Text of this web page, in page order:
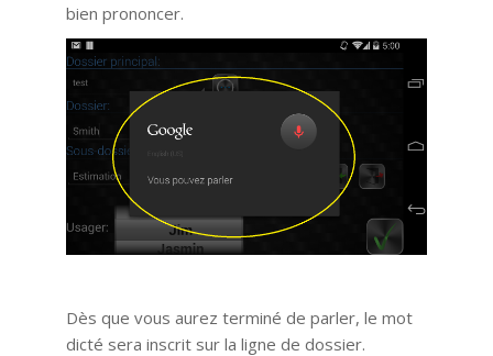
bien prononcer.
Dès que vous aurez terminé de parler, le mot
dicté sera inscrit sur la ligne de dossier.